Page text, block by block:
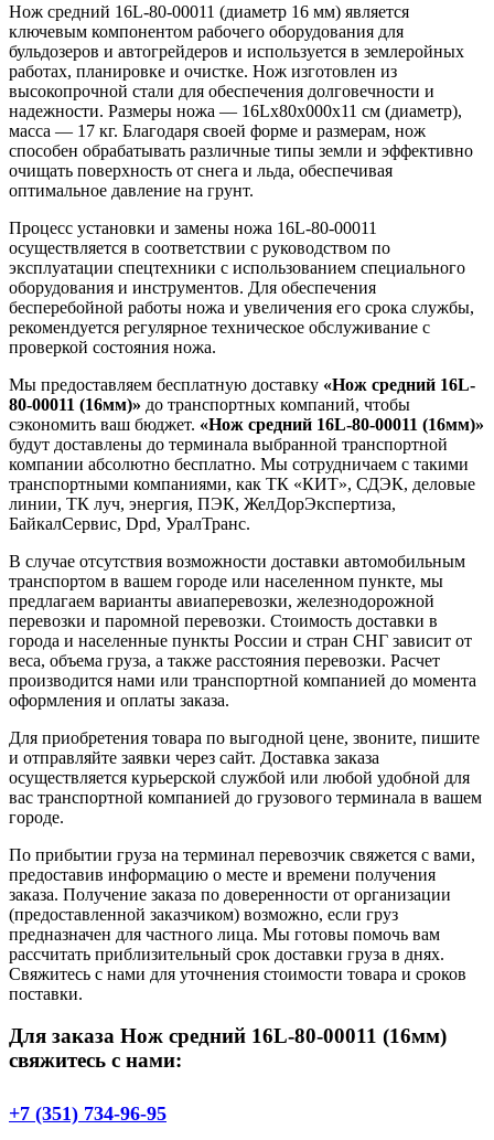
Нож средний 16L-80-00011 (диаметр 16 мм) является
ключевым компонентом рабочего оборудования для
бульдозеров и автогрейдеров и используется в землеройных
работах, планировке и очистке. Нож изготовлен из
высокопрочной стали для обеспечения долговечности и
надежности. Размеры ножа — 16Lx80x000x11 см (диаметр),
масса — 17 кг. Благодаря своей форме и размерам, нож
способен обрабатывать различные типы земли и эффективно
очищать поверхность от снега и льда, обеспечивая
оптимальное давление на грунт.
Процесс установки и замены ножа 16L-80-00011
осуществляется в соответствии с руководством по
эксплуатации спецтехники с использованием специального
оборудования и инструментов. Для обеспечения
бесперебойной работы ножа и увеличения его срока службы,
рекомендуется регулярное техническое обслуживание с
проверкой состояния ножа.
Мы предоставляем бесплатную доставку «Нож средний 16L-
80-00011 (16мм)» до транспортных компаний, чтобы
сэкономить ваш бюджет. «Нож средний 16L-80-00011 (16мм)»
будут доставлены до терминала выбранной транспортной
компании абсолютно бесплатно. Мы сотрудничаем с такими
транспортными компаниями, как ТК «КИТ», СДЭК, деловые
линии, ТК луч, энергия, ПЭК, ЖелДорЭкспертиза,
БайкалСервис, Dpd, УралТранс.
В случае отсутствия возможности доставки автомобильным
транспортом в вашем городе или населенном пункте, мы
предлагаем варианты авиаперевозки, железнодорожной
перевозки и паромной перевозки. Стоимость доставки в
города и населенные пункты России и стран СНГ зависит от
веса, объема груза, а также расстояния перевозки. Расчет
производится нами или транспортной компанией до момента
оформления и оплаты заказа.
Для приобретения товара по выгодной цене, звоните, пишите
и отправляйте заявки через сайт. Доставка заказа
осуществляется курьерской службой или любой удобной для
вас транспортной компанией до грузового терминала в вашем
городе.
По прибытии груза на терминал перевозчик свяжется с вами,
предоставив информацию о месте и времени получения
заказа. Получение заказа по доверенности от организации
(предоставленной заказчиком) возможно, если груз
предназначен для частного лица. Мы готовы помочь вам
рассчитать приблизительный срок доставки груза в днях.
Свяжитесь с нами для уточнения стоимости товара и сроков
поставки.
Для заказа Нож средний 16L-80-00011 (16мм)
свяжитесь с нами:
+7 (351) 734-96-95